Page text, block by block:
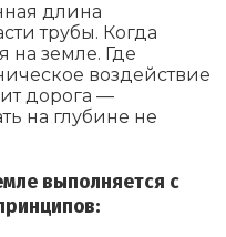
длина
трубы. Когда
на земле. Где
воздействие
дорога —
на глубине не
выполняется с